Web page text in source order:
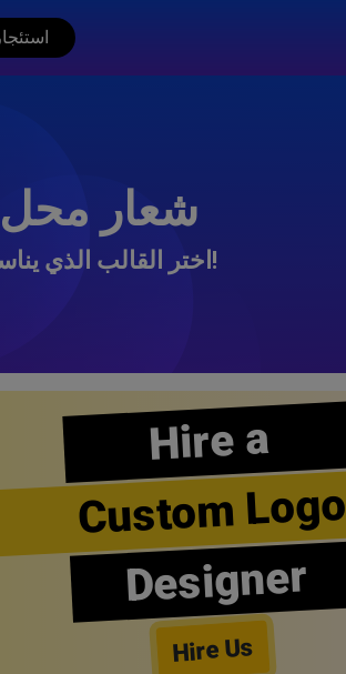
شعار محل
اختر القالب الذي يناسبك بشكل أفضل!
Hire a
Custom Logo
Designer
Hire Us